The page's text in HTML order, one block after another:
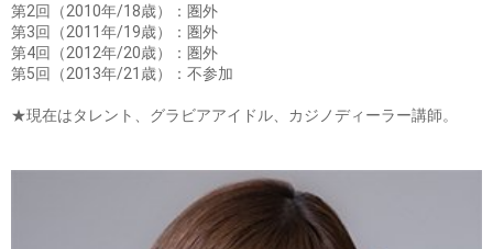
第2回（2010年/18歳）：圏外
第3回（2011年/19歳）：圏外
第4回（2012年/20歳）：圏外
第5回（2013年/21歳）：不参加
★現在はタレント、グラビアアイドル、カジノディーラー講師。